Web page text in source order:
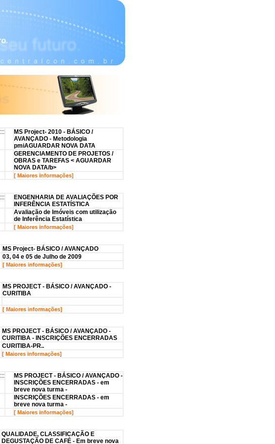
:::
MS Project- 2010 - BÁSICO /
AVANÇADO - Metodologia
pmiAGUARDAR NOVA DATA
GERENCIAMENTO DE PROJETOS /
OBRAS e TAREFAS < AGUARDAR
NOVA DATA/b>
[ Maiores informações]
:::
ENGENHARIA DE AVALIAÇÕES POR
INFERÊNCIA ESTATÍSTICA
Avaliação de Imóveis com utilização
de Inferência Estatística
[ Maiores informações]
MS Project- BÁSICO / AVANÇADO
03, 04 e 05 de Julho de 2009
[ Maiores informações]
MS PROJECT - BÁSICO / AVANÇADO -
CURITIBA
[ Maiores informações]
MS PROJECT - BÁSICO / AVANÇADO -
CURITIBA - INSCRIÇÕES ENCERRADAS
CURITIBA-PR..
[ Maiores informações]
::: MS PROJECT - BÁSICO / AVANÇADO -
INSCRIÇÕES ENCERRADAS - em
breve nova turma -
INSCRIÇÕES ENCERRADAS - em
breve nova turma -
[ Maiores informações]
QUALIDADE, CLASSIFICAÇÃO E
DEGUSTAÇÃO DE CAFÉ - Em breve nova